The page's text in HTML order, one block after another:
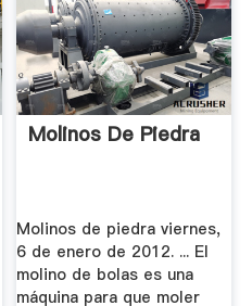
Molinos De Piedra
Molinos de piedra viernes,
6 de enero de 2012. ... El
molino de bolas es una
máquina para que moler